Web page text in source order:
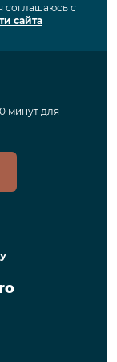
соглашаюсь с
сайта
минут для